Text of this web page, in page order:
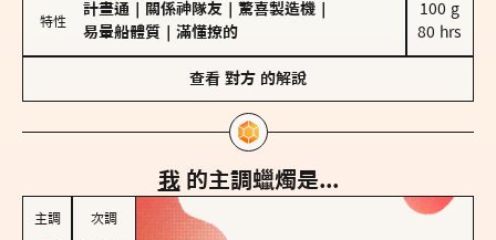
特性
計畫通 關係神隊友 驚喜製造機
易暈船體質
滿懂撩的
100 g
80 hrs
查看 對方 的解說
我 的主調蠟燭是...
主調 次調